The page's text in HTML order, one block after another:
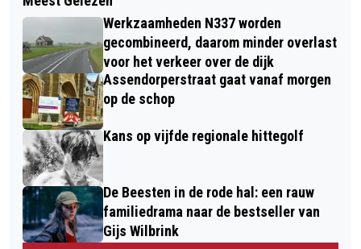
GEEFT PODIUM AAN ZWOLLE DEZE
ZOMER
WAAR MOETEN NOG AED'S KOMEN IN
ZWOLLE?
Werkzaamheden N337 worden
gecombineerd, daarom minder overlast
voor het verkeer over de dijk
Assendorperstraat gaat vanaf morgen
op de schop
Kans op vijfde regionale hittegolf
De Beesten in de rode hal: een rauw
familiedrama naar de bestseller van
Gijs Wilbrink